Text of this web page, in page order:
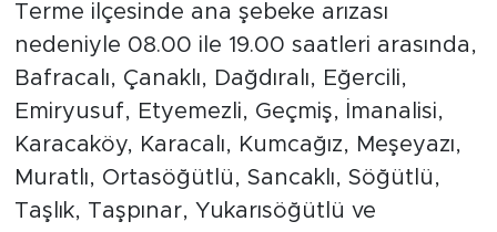
Terme ilçesinde ana şebeke arızası
nedeniyle 08.00 ile 19.00 saatleri arasında,
Bafracalı, Çanaklı, Dağdıralı, Eğercili,
Emiryusuf, Etyemezli, Geçmiş, İmanalisi,
Karacaköy, Karacalı, Kumcağız, Meşeyazı,
Muratlı, Ortasöğütlü, Sancaklı, Söğütlü,
Taşlık, Taşpınar, Yukarısöğütlü ve